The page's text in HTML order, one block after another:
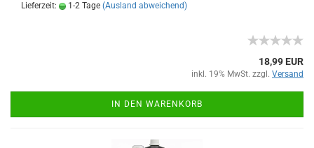
Lieferzeit: 1-2 Tage (Ausland abweichend)
18,99 EUR
inkl. 19% MwSt. zzgl. Versand
IN DEN WARENKORB